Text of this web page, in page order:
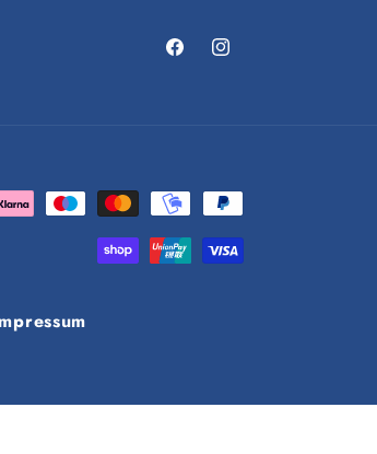
FacebookInstagram